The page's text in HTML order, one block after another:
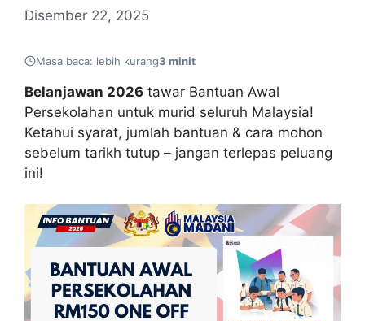
Disember 22, 2025
Masa baca: lebih kurang3 minit
Belanjawan 2026 tawar Bantuan Awal
Persekolahan untuk murid seluruh Malaysia!
Ketahui syarat, jumlah bantuan & cara mohon
sebelum tarikh tutup – jangan terlepas peluang
ini!